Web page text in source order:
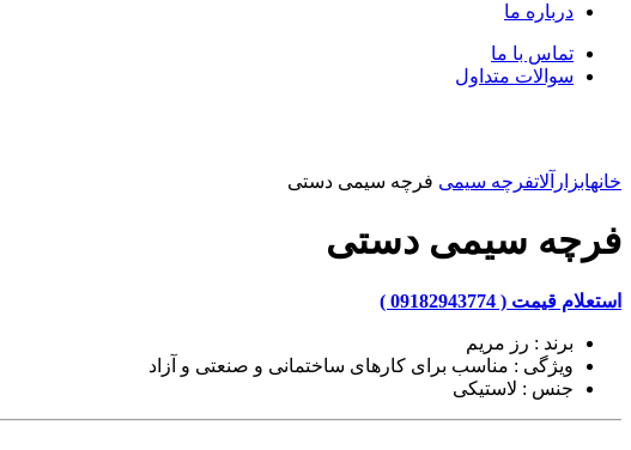
درباره ما
تماس با ما
سوالات متداول
خانهابزارآلاتفرچه سیمی فرچه سیمی دستی
فرچه سیمی دستی
استعلام قیمت ( 09182943774 )
برند : رز مریم
ویژگی : مناسب برای کارهای ساختمانی و صنعتی و آزاد
جنس : لاستیکی